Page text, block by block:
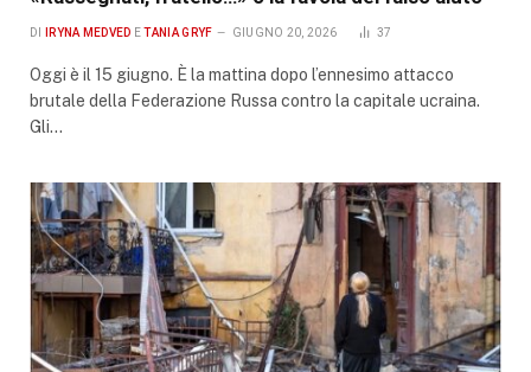
DI IRYNA MEDVED ETANIA GRYF GIUGNO 20, 2026 37
Oggi è il 15 giugno. È la mattina dopo l’ennesimo attacco
brutale della Federazione Russa contro la capitale ucraina.
Gli…